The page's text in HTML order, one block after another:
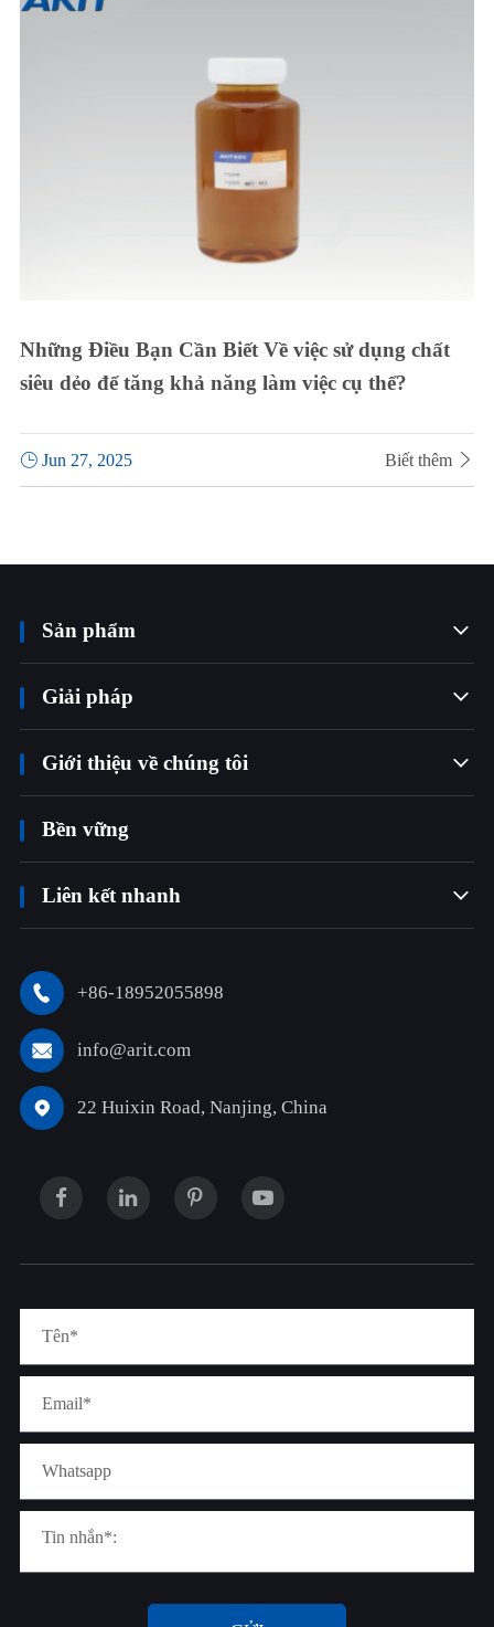
Những Điều Bạn Cần Biết Về việc sử dụng chất
siêu dẻo để tăng khả năng làm việc cụ thể?
Jun 27, 2025 Biết thêm 
Sản phẩm 
Giải pháp 
Giới thiệu về chúng tôi 
Bền vững
Liên kết nhanh 
 +86-18952055898
 info@arit.com
 22 Huixin Road, Nanjing, China